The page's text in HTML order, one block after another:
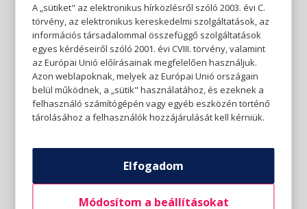
A „sütiket" az elektronikus hírközlésről szóló 2003. évi C.
törvény, az elektronikus kereskedelmi szolgáltatások, az
információs társadalommal összefüggő szolgáltatások
egyes kérdéseiről szóló 2001. évi CVIII. törvény, valamint
az Európai Unió előírásainak megfelelően használjuk.
Azon weblapoknak, melyek az Európai Unió országain
belül működnek, a „sütik" használatához, és ezeknek a
felhasználó számítógépén vagy egyéb eszközén történő
tárolásához a felhasználók hozzájárulását kell kérniük.
Elfogadom
Módosítom a beállításokat